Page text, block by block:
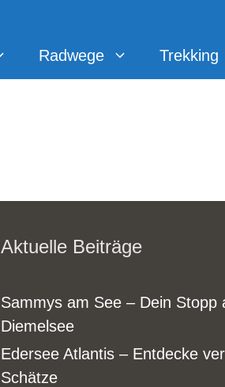
Radwege Trekking
Aktuelle Beiträge
Sammys am See – Dein Stopp
Diemelsee
Edersee Atlantis – Entdecke
Schätze